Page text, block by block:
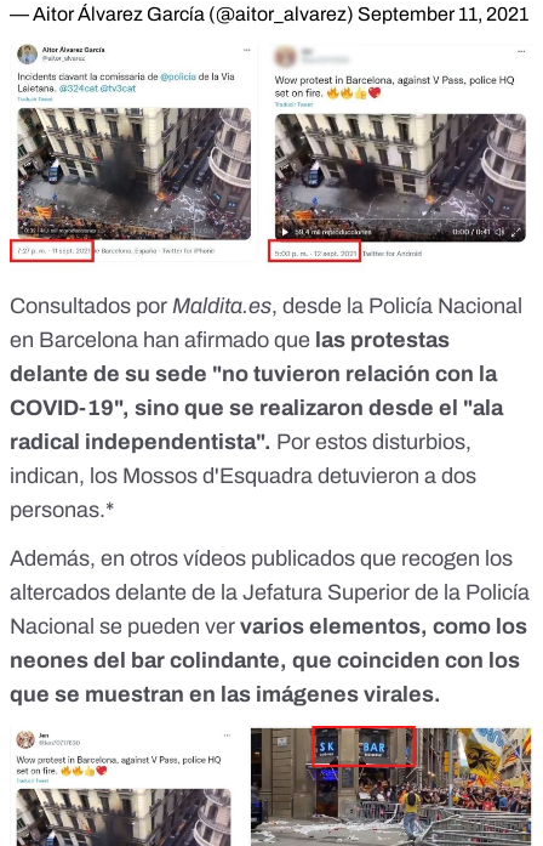
— Aitor Álvarez García (@aitor_alvarez) September 11, 2021
Consultados por Maldita.es, desde la Policía Nacional
en Barcelona han afirmado que las protestas
delante de su sede "no tuvieron relación con la
COVID-19", sino que se realizaron desde el "ala
radical independentista". Por estos disturbios,
indican, los Mossos d'Esquadra detuvieron a dos
personas.*
Además, en otros vídeos publicados que recogen los
altercados delante de la Jefatura Superior de la Policía
Nacional se pueden ver varios elementos, como los
neones del bar colindante, que coinciden con los
que se muestran en las imágenes virales.